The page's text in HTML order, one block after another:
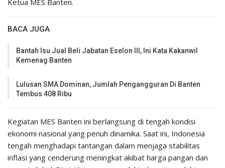
Ketua MES Banten.
BACA JUGA
Bantah Isu Jual Beli Jabatan Eselon III, Ini Kata Kakanwil
Kemenag Banten
Lulusan SMA Dominan, Jumlah Pengangguran Di Banten
Tembus 408 Ribu
Kegiatan MES Banten ini berlangsung di tengah kondisi
ekonomi nasional yang penuh dinamika. Saat ini, Indonesia
tengah menghadapi tantangan dalam menjaga stabilitas
inflasi yang cenderung meningkat akibat harga pangan dan